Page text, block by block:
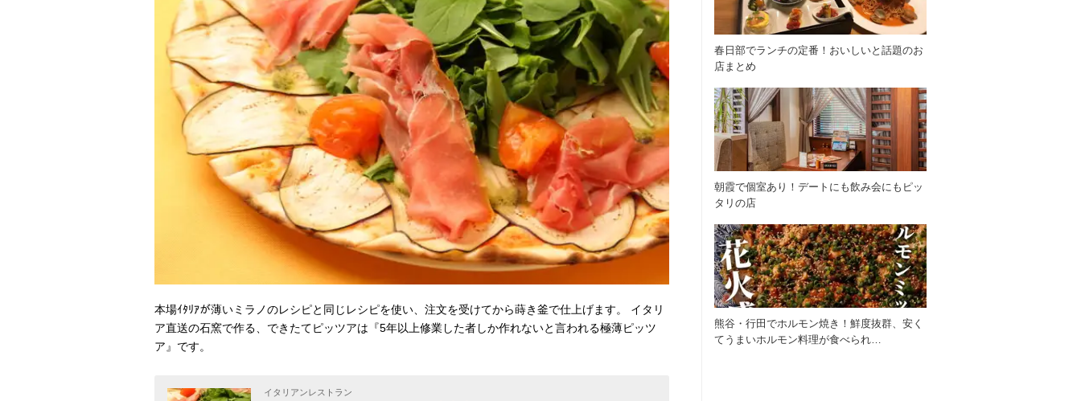
本場ｲﾀﾘｱが薄いミラノのレシピと同じレシピを使い、注文を受けてから蒔き釜で仕上げます。 イタリ
ア直送の石窯で作る、できたてピッツアは『5年以上修業した者しか作れないと言われる極薄ピッツ
ア』です。
イタリアンレストラン
春日部でランチの定番！おいしいと話題のお
店まとめ
朝霞で個室あり！デートにも飲み会にもピッ
タリの店
熊谷・行田でホルモン焼き！鮮度抜群、安く
てうまいホルモン料理が食べられ…